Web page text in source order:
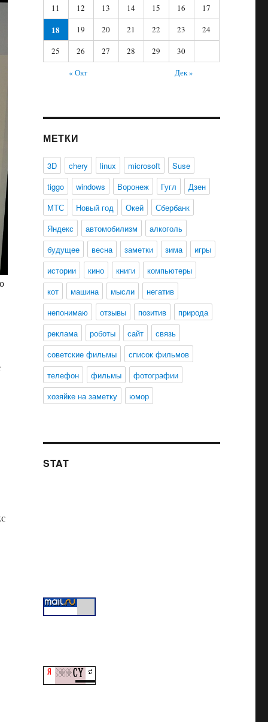
11
12 13 14 15 16 17
18 19 20 21 22 23
24
25
26 27 28 29
30
« Окт
Дек »
МЕТКИ
3D chery linux microsoft
Suse
tiggo
windows Воронеж Гугл
Дзен
МТС
Новый год Окей
Сбербанк
Яндекс
автомобилизм
алкоголь
будущее
весна заметки зима
игры
истории
кино книги
компьютеры
кот
машина мысли
негатив
непонимаю
отзывы позитив
природа
реклама
роботы сайт
связь
советские фильмы
список фильмов
телефон
фильмы
фотографии
хозяйке на заметку
юмор
STAT